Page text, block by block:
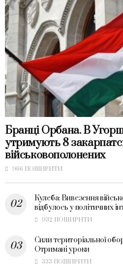
Бранці Орбана. В
утримують 8
військовополонених
966 ПОШИРИТИ
Кулеба: Вивезення
відбулось у політичних
932 ПОШИРИТИ
Сили територіальної
Отримані уроки
333 ПОШИРИТИ